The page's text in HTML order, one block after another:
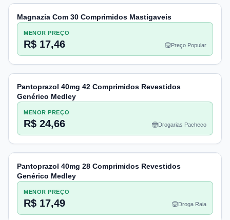
Magnazia Com 30 Comprimidos Mastigaveis
MENOR PREÇO
R$ 17,46 Preço Popular
Pantoprazol 40mg 42 Comprimidos Revestidos
Genérico Medley
MENOR PREÇO
R$ 24,66 Drogarias Pacheco
Pantoprazol 40mg 28 Comprimidos Revestidos
Genérico Medley
MENOR PREÇO
R$ 17,49 Droga Raia